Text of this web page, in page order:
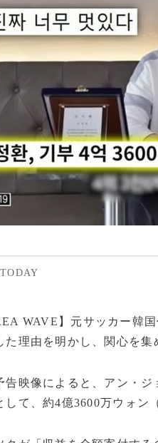
WAVE】元サッカー韓
た理由を明かし、関心を集
告映像によると、アン・
して、約4億3600万ウォン